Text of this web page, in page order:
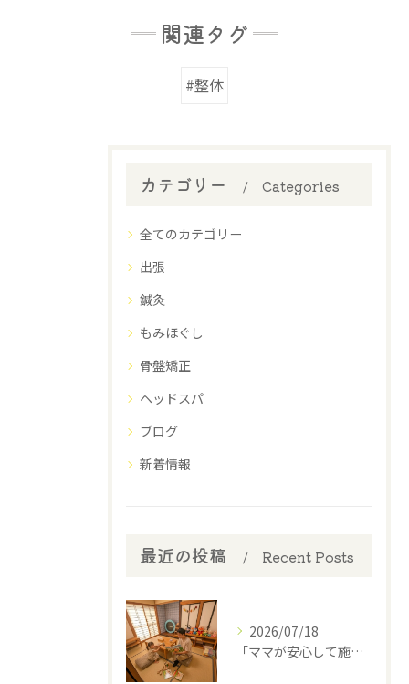
関連タグ
#整体
カテゴリー Categories
全てのカテゴリー
出張
鍼灸
もみほぐし
骨盤矯正
ヘッドスパ
ブログ
新着情報
最近の投稿 Recent Posts
2026/07/18
​「ママが安心して施術を受けられるように」